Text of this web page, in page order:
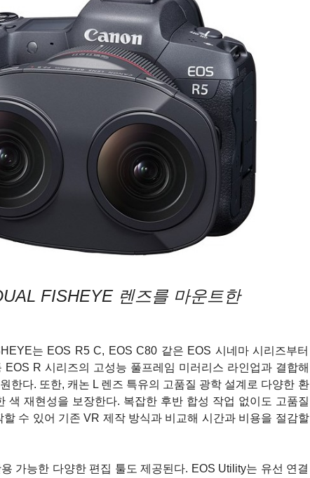
FISHEYE 렌즈를 마운트한
는 EOS R5 C, EOS C80 같은 EOS 시네마 시리즈부터
R 시리즈의 고성능 풀프레임 미러리스 라인업과 결합해
한다. 또한, 캐논 L 렌즈 특유의 고품질 광학 설계로 다양한 환
색 재현성을 보장한다. 복잡한 후반 합성 작업 없이도 고품질
수 있어 기존 VR 제작 방식과 비교해 시간과 비용을 절감할
가능한 다양한 편집 툴도 제공된다. EOS Utility는 유선 연결